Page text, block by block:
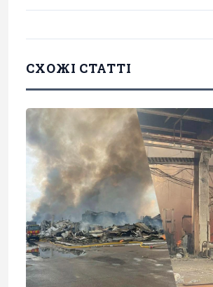
СХОЖІ СТАТТІ